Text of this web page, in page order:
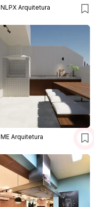
NLPX Arquitetura
ME Arquitetura